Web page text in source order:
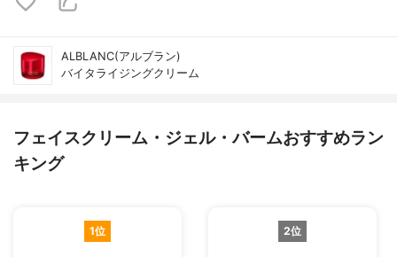
ALBLANC(アルブラン)
バイタライジングクリーム
フェイスクリーム・ジェル・バームおすすめラン
キング
1位 2位